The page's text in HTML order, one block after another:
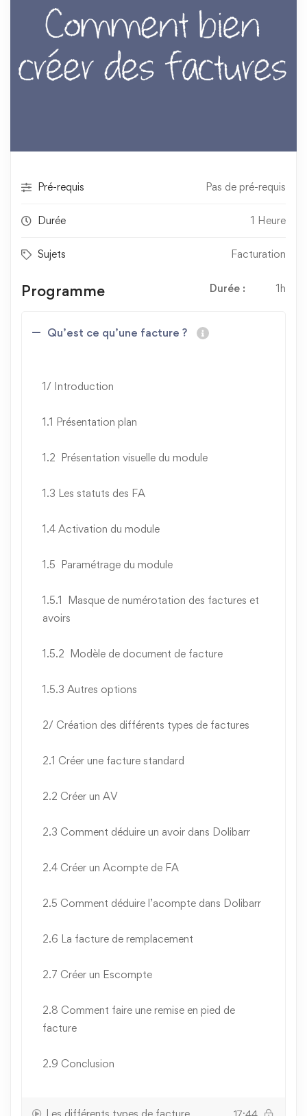
Pré-requis Pas de pré-requis
Durée 1 Heure
Sujets Facturation
Programme Durée : 1h
Qu’est ce qu’une facture ?
1/ Introduction
1.1 Présentation plan
1.2 Présentation visuelle du module
1.3 Les statuts des FA
1.4 Activation du module
1.5 Paramétrage du module
1.5.1 Masque de numérotation des factures et
avoirs
1.5.2 Modèle de document de facture
1.5.3 Autres options
2/ Création des différents types de factures
2.1 Créer une facture standard
2.2 Créer un AV
2.3 Comment déduire un avoir dans Dolibarr
2.4 Créer un Acompte de FA
2.5 Comment déduire l’acompte dans Dolibarr
2.6 La facture de remplacement
2.7 Créer un Escompte
2.8 Comment faire une remise en pied de
facture
2.9 Conclusion